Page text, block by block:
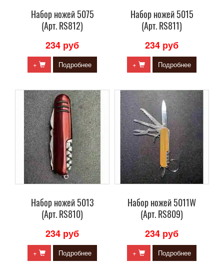
Набор ножей 5075
(Арт. RS812)
234 руб
+ Подробнее
Набор ножей 5015
(Арт. RS811)
234 руб
+ Подробнее
Набор ножей 5013
(Арт. RS810)
234 руб
+ Подробнее
Набор ножей 5011W
(Арт. RS809)
234 руб
+ Подробнее